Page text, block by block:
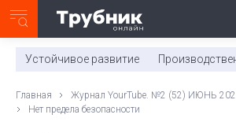
0:00/ 11:03
Устойчивое развитие
Главная
Журнал YourTube. №2 (52) ИЮНЬ
Нет предела безопасности